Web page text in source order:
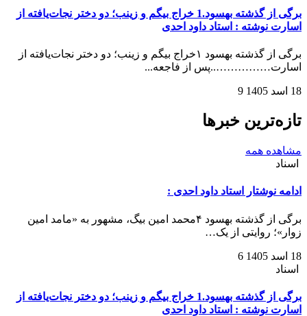
برگی از گذشته بهسود.1 خراج بیگم و زینب؛ دو دختر نجات‌یافته از
اسارت نوشته : استاد داود احدی
برگی از گذشته بهسود ۱خراج بیگم و زینب؛ دو دختر نجات‌یافته از
اسارت……………..‌‌‌پس از فاجعه...
18 اسد 1405 9
تازه‌ترین خبرها
مشاهده همه
اسناد
ادامه نوشتار استاد داود احدی :
برگی از گذشته بهسود ۴محمد امین بیگ، مشهور به «مامد امین
زوار»؛ روایتی از یک…
18 اسد 1405
6
اسناد
برگی از گذشته بهسود.1 خراج بیگم و زینب؛ دو دختر نجات‌یافته از
اسارت نوشته : استاد داود احدی